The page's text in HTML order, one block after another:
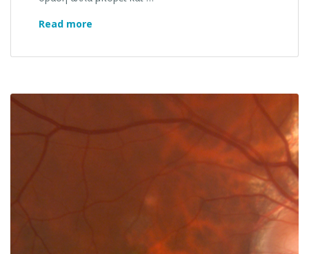
Read more